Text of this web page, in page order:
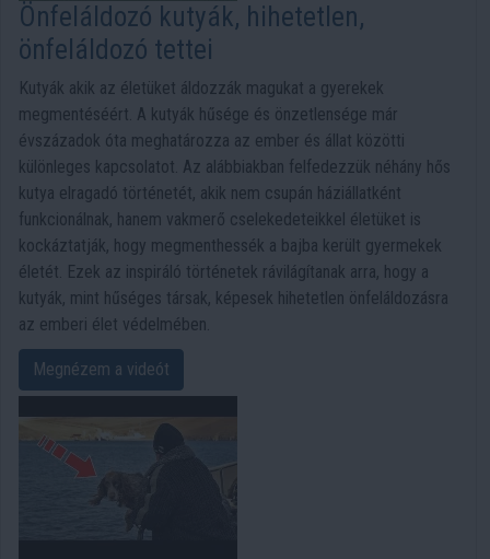
Önfeláldozó kutyák, hihetetlen,
önfeláldozó tettei
Kutyák akik az életüket áldozzák magukat a gyerekek
megmentéséért. A kutyák hűsége és önzetlensége már
évszázadok óta meghatározza az ember és állat közötti
különleges kapcsolatot. Az alábbiakban felfedezzük néhány hős
kutya elragadó történetét, akik nem csupán háziállatként
funkcionálnak, hanem vakmerő cselekedeteikkel életüket is
kockáztatják, hogy megmenthessék a bajba került gyermekek
életét. Ezek az inspiráló történetek rávilágítanak arra, hogy a
kutyák, mint hűséges társak, képesek hihetetlen önfeláldozásra
az emberi élet védelmében.
Megnézem a videót